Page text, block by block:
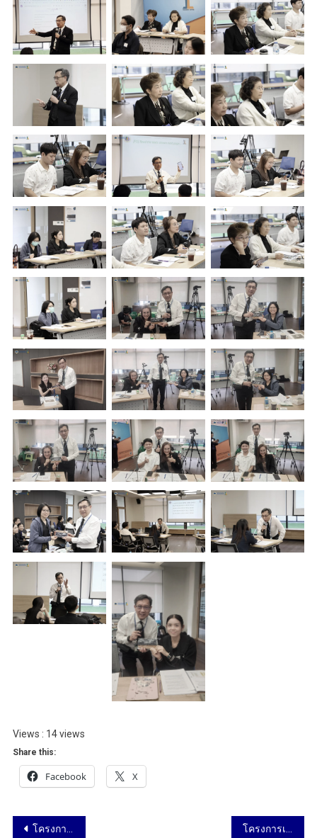
Views : 14 views
Share this:
Facebook X
โครงการอบรมเชิงปฏิบัติการ เรื่อง การใช้ ChatGPT & Gemini สำหรับการสอนและวิจัยวิทยาศาสตร์-แพทยศาสตรศึกษาอย่างมืออาชีพ รุ่นที่ 7 วันที่ 26 มกราคม 2569